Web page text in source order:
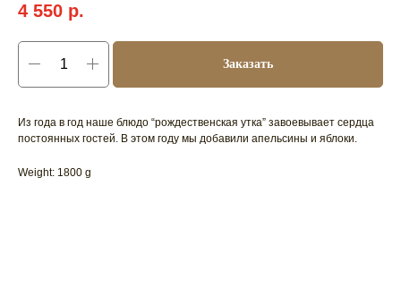
4 550 р.
Заказать
Из года в год наше блюдо “рождественская утка” завоевывает сердца
постоянных гостей. В этом году мы добавили апельсины и яблоки.
Weight: 1800 g